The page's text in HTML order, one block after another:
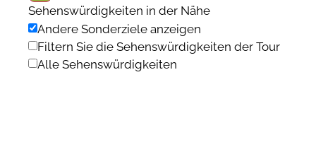
Sehenswürdigkeiten in der Nähe
Andere Sonderziele anzeigen
Filtern Sie die Sehenswürdigkeiten der Tour
Alle Sehenswürdigkeiten